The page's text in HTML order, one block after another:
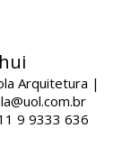
Arquitetura |
9 9333 636